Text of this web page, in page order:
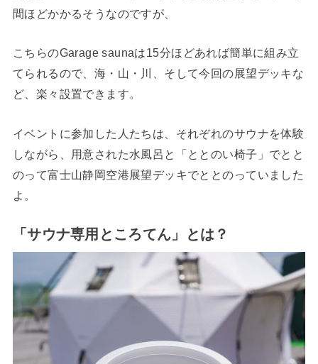
間ほどかかるそうなのですが、
こちらのGarage saunaは15分ほどあれば簡単に組み立
てられるので、海・山・川、そして今回の展望デッキな
ど、楽々設置できます。
イベントに参加した人たちは、それぞれのサウナを体験
しながら、用意された水風呂と「ととのい椅子」でとと
のって富士山静岡空港展望デッキでととのっていました
よ。
「サウナ専用ところてん」とは？